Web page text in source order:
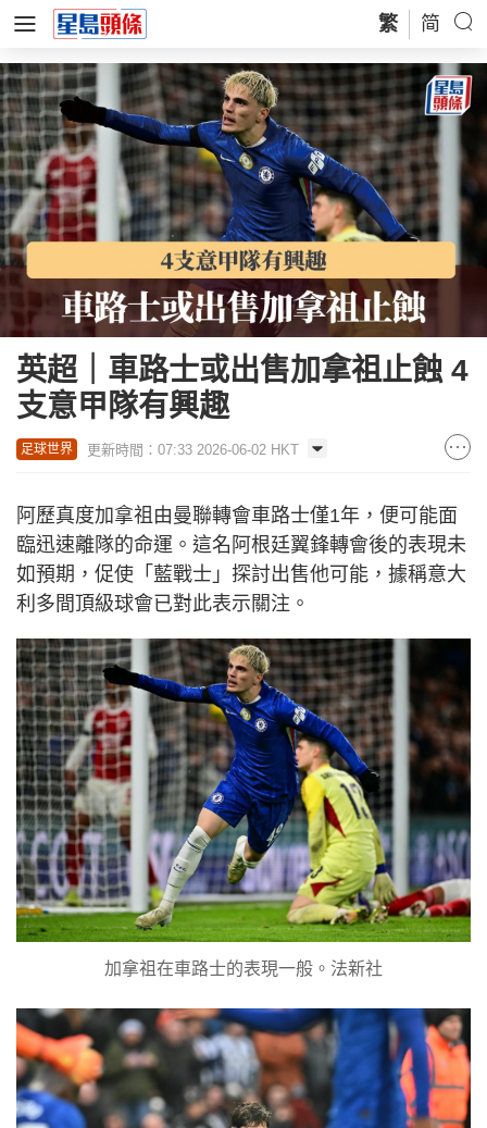
繁 简
英超｜車路士或出售加拿祖止蝕 4
支意甲隊有興趣
足球世界 更新時間：07:33 2026-06-02 HKT
阿歷真度加拿祖由曼聯轉會車路士僅1年，便可能面
臨迅速離隊的命運。這名阿根廷翼鋒轉會後的表現未
如預期，促使「藍戰士」探討出售他可能，據稱意大
利多間頂級球會已對此表示關注。
加拿祖在車路士的表現一般。法新社